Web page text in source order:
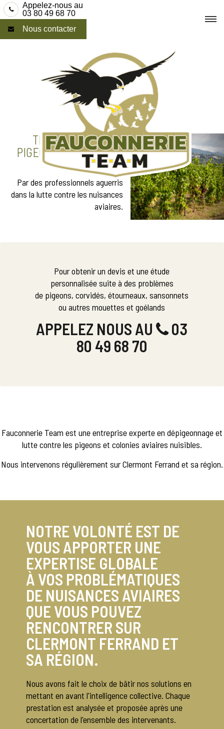
Skip
to
content
Appelez-nous au
03 80 49 68 70
Nous contacter
TRAITEMENT ANTI-
PIGEONS À CLERMONT
FERRAND
Par des professionnels aguerris
dans la lutte contre les nuisances
aviaires.
Pour obtenir un devis et une étude
personnalisée suite à des problèmes
de pigeons, corvidés, étourneaux, sansonnets
ou autres mouettes et goélands
APPELEZ NOUS AU
03
80 49 68 70
Fauconnerie Team est une entreprise experte en dépigeonnage et
lutte contre les pigeons et colonies aviaires nuisibles.
Nous intervenons régulièrement sur Clermont Ferrand et sa région.
NOTRE VOLONTÉ EST DE
VOUS APPORTER UNE
EXPERTISE GLOBALE
À VOS PROBLÉMATIQUES
DE NUISANCES AVIAIRES
QUE VOUS POUVEZ
RENCONTRER SUR
CLERMONT FERRAND ET
SA RÉGION.
Nous avons fait le choix de bâtir nos solutions en
mettant en avant l'intelligence collective. Chaque
prestation est analysée et proposée après une
concertation de l'ensemble des intervenants.